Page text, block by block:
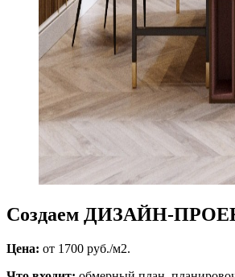
Создаем ДИЗАЙН-
Цена: от 1700 руб./м2.